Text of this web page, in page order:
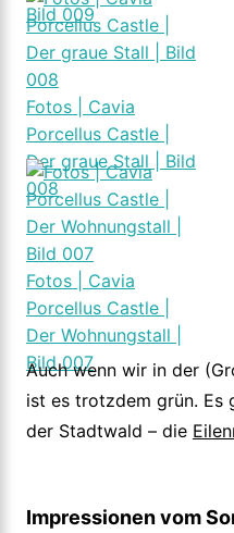
Bild 009
Fotos | Cavia
Porcellus Castle |
Der graue Stall | Bild
008
Fotos | Cavia
Porcellus Castle |
Der Wohnungstall |
Bild 007
Auch wenn wir in der
ist es trotzdem grün. Es
der Stadtwald – die
Impressionen vom